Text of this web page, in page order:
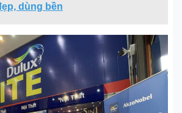
dùng bền